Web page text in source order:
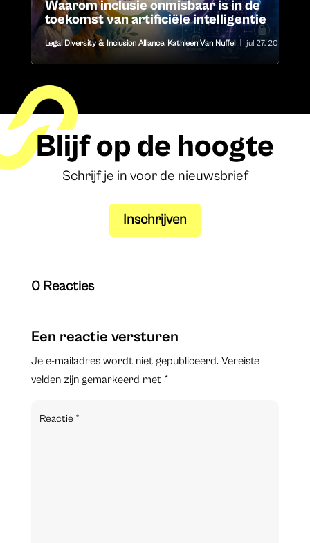
Waarom inclusie onmisbaar is in de
toekomst van artificiële intelligentie
Legal Diversity & Inclusion Alliance, Kathleen Van Nuffel jul 27, 2026
Blijf op de hoogte
Schrijf je in voor de nieuwsbrief
Inschrijven
0 Reacties
Een reactie versturen
Je e-mailadres wordt niet gepubliceerd. Vereiste
velden zijn gemarkeerd met *